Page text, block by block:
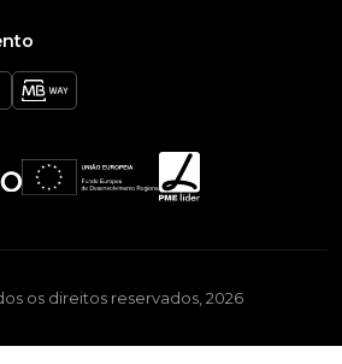
os direitos reservados, 2026